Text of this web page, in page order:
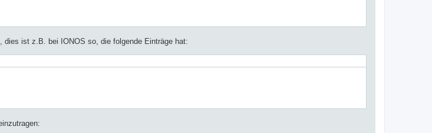
dies ist z.B. bei IONOS so, die folgende Einträge hat: